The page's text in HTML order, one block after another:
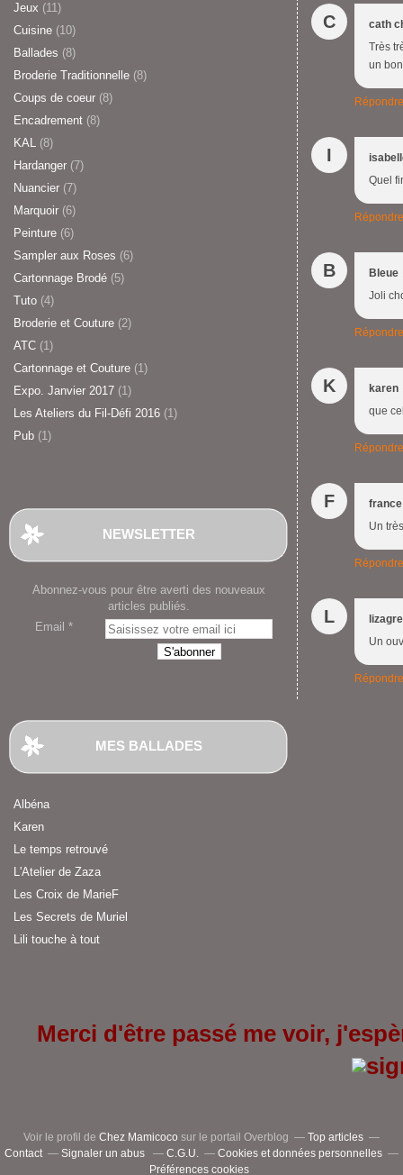
Jeux (11)
Cuisine (10)
Ballades (8)
Broderie Traditionnelle (8)
Coups de coeur (8)
Encadrement (8)
KAL (8)
Hardanger (7)
Nuancier (7)
Marquoir (6)
Peinture (6)
Sampler aux Roses (6)
Cartonnage Brodé (5)
Tuto (4)
Broderie et Couture (2)
ATC (1)
Cartonnage et Couture (1)
Expo. Janvier 2017 (1)
Les Ateliers du Fil-Défi 2016 (1)
Pub (1)
NEWSLETTER
Abonnez-vous pour être averti des nouveaux
articles publiés.
Email
MES BALLADES
Albéna
Karen
Le temps retrouvé
L'Atelier de Zaza
Les Croix de MarieF
Les Secrets de Muriel
Lili touche à tout
C
cath
Très
un
Répondre
I
Quel
Répondre
B Bleue
Joli
Répondre
K karen
que
Répondre
F
Un
Répondre
L
Un
Répondre
Merci d'être passé me voir,
Voir le profil de Chez Mamicoco sur le portail Overblog
Top articles
Contact
Signaler un abus C.G.U.
Cookies et données personnelles
Préférences cookies